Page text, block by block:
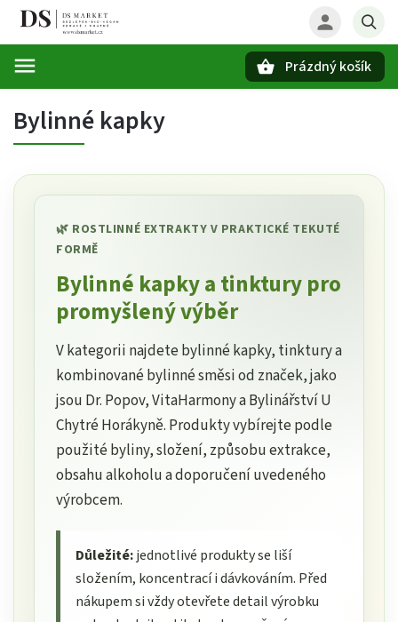
Prázdný košík
Bylinné kapky
🌿 ROSTLINNÉ EXTRAKTY V PRAKTICKÉ TEKUTÉ
FORMĚ
Bylinné kapky a tinktury pro
promyšlený výběr
V kategorii najdete bylinné kapky, tinktury a
kombinované bylinné směsi od značek, jako
jsou Dr. Popov, VitaHarmony a Bylinářství U
Chytré Horákyně. Produkty vybírejte podle
použité byliny, složení, způsobu extrakce,
obsahu alkoholu a doporučení uvedeného
výrobcem.
Důležité:jednotlivé produkty se liší
složením, koncentrací i dávkováním. Před
nákupem si vždy otevřete detail výrobku